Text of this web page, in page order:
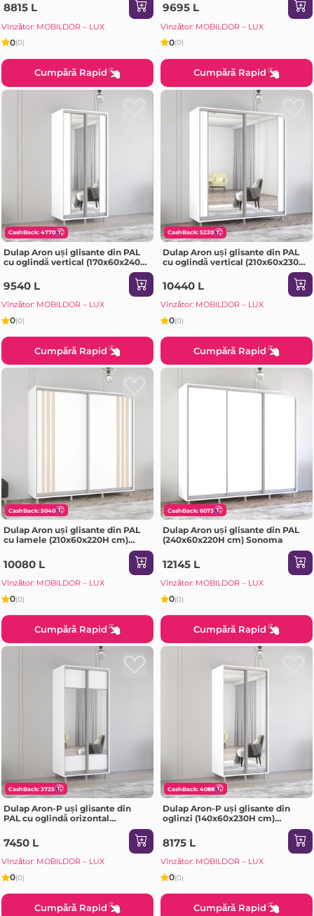
8815 L
Vînzător: MOBILDOR – LUX
0(0)
Cumpără Rapid
9695 L
Vînzător: MOBILDOR – LUX
0(0)
Cumpără Rapid
CashBack: 4770
Dulap Aron uși glisante din PAL
cu oglindă vertical (170x60x240H
9540 L
Vînzător: MOBILDOR – LUX
0(0)
Cumpără Rapid
CashBack: 5220
Dulap Aron uși glisante din PAL
cu oglindă vertical (210x60x230H
10440 L
Vînzător: MOBILDOR – LUX
0(0)
Cumpără Rapid
CashBack: 5040
Dulap Aron uși glisante din PAL
cu lamele (210x60x220H cm)
10080 L
Vînzător: MOBILDOR – LUX
0(0)
Cumpără Rapid
CashBack: 6073
Dulap Aron uși glisante din PAL
(240x60x220H cm) Sonoma
12145 L
Vînzător: MOBILDOR – LUX
0(0)
Cumpără Rapid
CashBack: 3725
Dulap Aron-P uși glisante din
PAL cu oglindă orizontal
(100x60x200H cm) Alb Brilliant
7450 L
Vînzător: MOBILDOR – LUX
0(0)
Cumpără Rapid
CashBack: 4088
Dulap Aron-P uși glisante din
oglinzi (140x60x230H cm)
8175 L
Vînzător: MOBILDOR – LUX
0(0)
Cumpără Rapid